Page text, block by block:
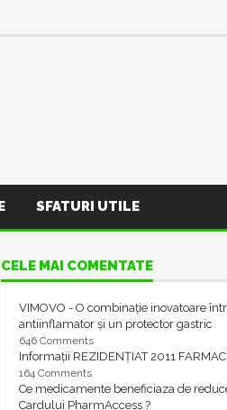
SFATURI UTILE
CELE MAI COMENTATE
VIMOVO - O combinație inovatoare
antiinflamator și un protector gastric
646 Comments
Informații REZIDENȚIAT 2011
164 Comments
Ce medicamente beneficiaza de
Cardului PharmAccess ?